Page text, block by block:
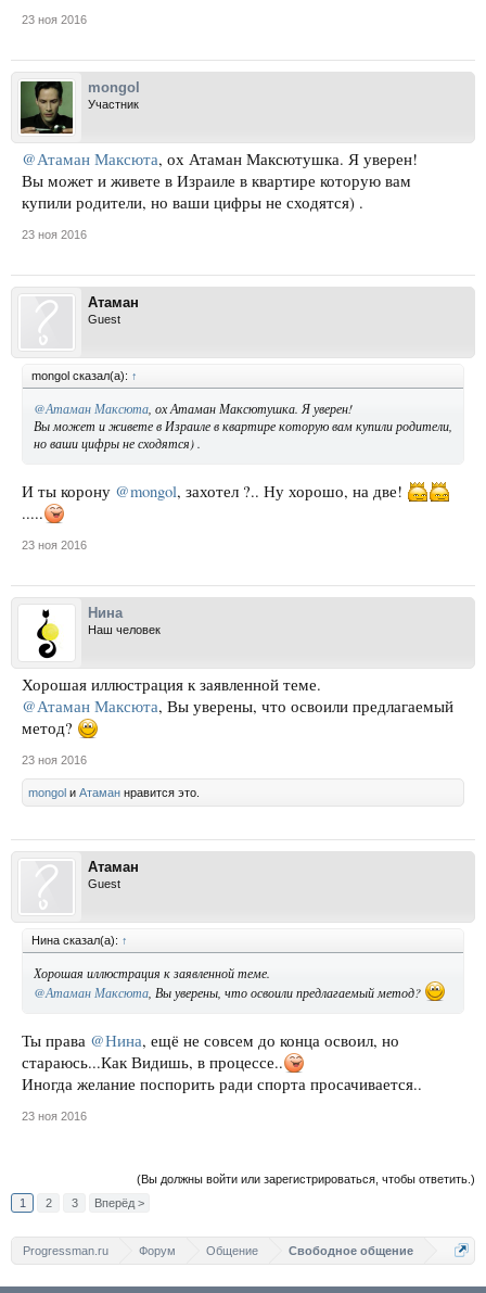
23 ноя 2016
mongol
Участник
@Атаман Максюта, ох Атаман Максютушка. Я уверен!
Вы может и живете в Израиле в квартире которую вам
купили родители, но ваши цифры не сходятся) .
23 ноя 2016
Атаман
Guest
mongol сказал(а): ↑
@Атаман Максюта , ох Атаман Максютушка. Я уверен!
Вы может и живете в Израиле в квартире которую вам купили родители,
но ваши цифры не сходятся) .
И ты корону @mongol, захотел ?.. Ну хорошо, на две!
.....
23 ноя 2016
Нина
Наш человек
Хорошая иллюстрация к заявленной теме.
@Атаман Максюта, Вы уверены, что освоили предлагаемый
метод?
23 ноя 2016
mongol и Атаман нравится это.
Атаман
Guest
Нина сказал(а): ↑
Хорошая иллюстрация к заявленной теме.
@Атаман Максюта , Вы уверены, что освоили предлагаемый метод?
Ты права @Нина, ещё не совсем до конца освоил, но
стараюсь...Как Видишь, в процессе..
Иногда желание поспорить ради спорта просачивается..
23 ноя 2016
(Вы должны войти или зарегистрироваться, чтобы ответить.)
1
2 3 Вперёд >
Progressman.ru Форум Общение Свободное общение